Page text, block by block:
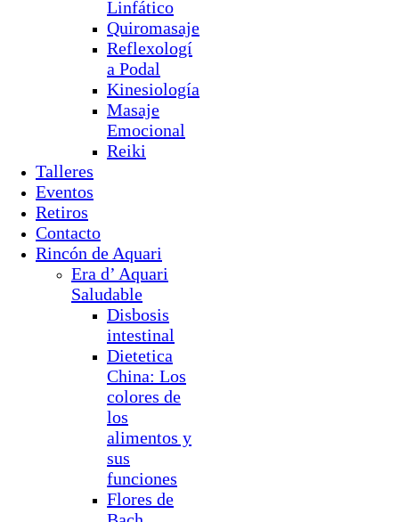
Linfático
Quiromasaje
Reflexologí
a Podal
Kinesiología
Masaje
Emocional
Reiki
Talleres
Eventos
Retiros
Contacto
Rincón de Aquari
Era d’ Aquari
Saludable
Disbosis
intestinal
Dietetica
China: Los
colores de
los
alimentos y
sus
funciones
Flores de